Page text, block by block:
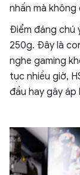
nhấn mà
Điểm đáng chú
250g. Đây là
nghe gaming
tục nhiều giờ,
đầu hay gây áp